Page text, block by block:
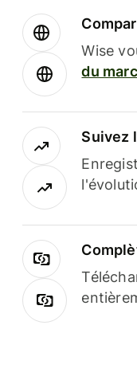
Wise
du
Suivez